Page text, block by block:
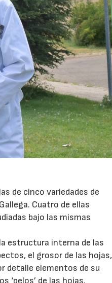
de cinco variedades de
Cuatro de ellas
bajo las mismas
estructura interna de las
el grosor de las hojas,
detalle elementos de su
‘pelos’ de las hojas.